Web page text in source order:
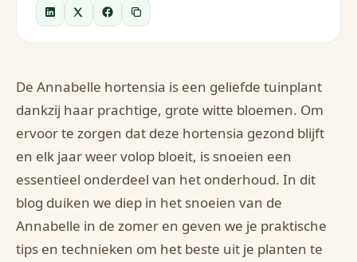
De Annabelle hortensia is een geliefde tuinplant
dankzij haar prachtige, grote witte bloemen. Om
ervoor te zorgen dat deze hortensia gezond blijft
en elk jaar weer volop bloeit, is snoeien een
essentieel onderdeel van het onderhoud. In dit
blog duiken we diep in het snoeien van de
Annabelle in de zomer en geven we je praktische
tips en technieken om het beste uit je planten te